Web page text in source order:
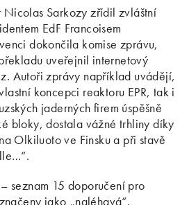
Nicolas Sarkozy zřídil zvláštní
EdF Francoisem
dokončila komise zprávu,
uveřejnil internetový
Autoři zprávy například uvádějí,
koncepci reaktoru EPR, tak i
jaderných firem úspěšně
bloky, dostala vážné trhliny díky
Olkiluoto ve Finsku a při stavě
seznam 15 doporučení pro
jako „naléhavá“.